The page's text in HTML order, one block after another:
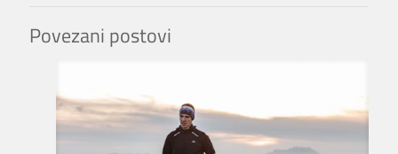
Povezani postovi